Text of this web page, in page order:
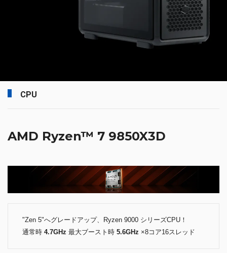
CPU
AMD Ryzen™ 7 9850X3D
"Zen 5"へグレードアップ、Ryzen 9000 シリーズCPU！
通常時 4.7GHz 最大ブースト時 5.6GHz ×8コア16スレッド